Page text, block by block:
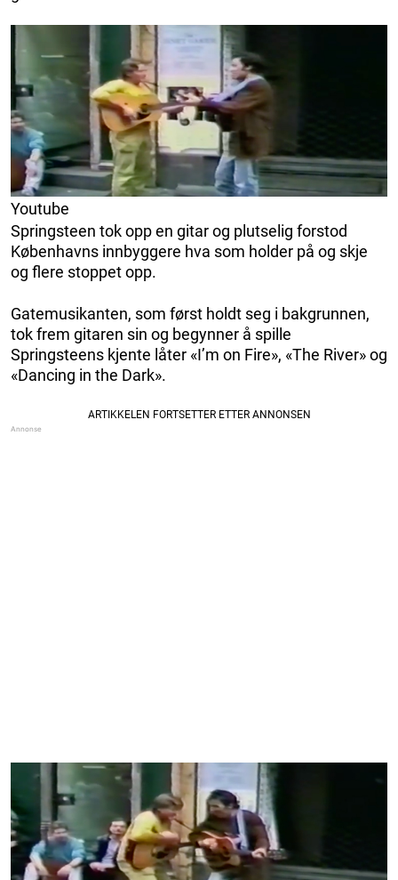
Youtube
Springsteen tok opp en gitar og plutselig forstod
Københavns innbyggere hva som holder på og skje
og flere stoppet opp.
Gatemusikanten, som først holdt seg i bakgrunnen,
tok frem gitaren sin og begynner å spille
Springsteens kjente låter «I’m on Fire», «The River» og
«Dancing in the Dark».